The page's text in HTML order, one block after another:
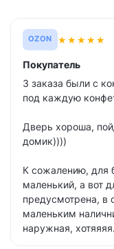
OZON ★★★★★
Покупатель
3 заказа были с
под каждую
Дверь хороша,
домик))))
К сожалению, для
маленький, а вот
предусмотрена, в
маленьким
наружная,